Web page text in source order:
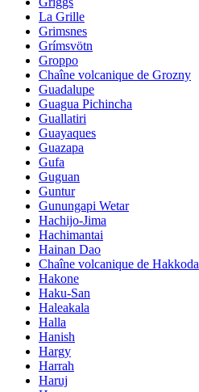
La Grille
Grimsnes
Grímsvötn
Groppo
Chaîne volcanique de Grozny
Guadalupe
Guagua Pichincha
Guallatiri
Guayaques
Guazapa
Gufa
Guguan
Guntur
Gunungapi Wetar
Hachijo-Jima
Hachimantai
Hainan Dao
Chaîne volcanique de Hakkoda
Hakone
Haku-San
Haleakala
Halla
Hanish
Hargy
Harrah
Haruj